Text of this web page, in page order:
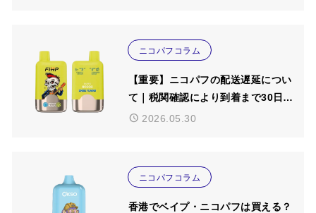
ニコパフコラム
【重要】ニコパフの配送遅延につい
て｜税関確認により到着まで30日程
度かかる可能性があります
2026.05.30
ニコパフコラム
香港でベイプ・ニコパフは買える？